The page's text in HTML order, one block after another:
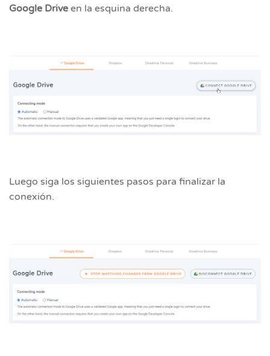
Google Drive en la esquina derecha.
Luego siga los siguientes pasos para finalizar la
conexión.